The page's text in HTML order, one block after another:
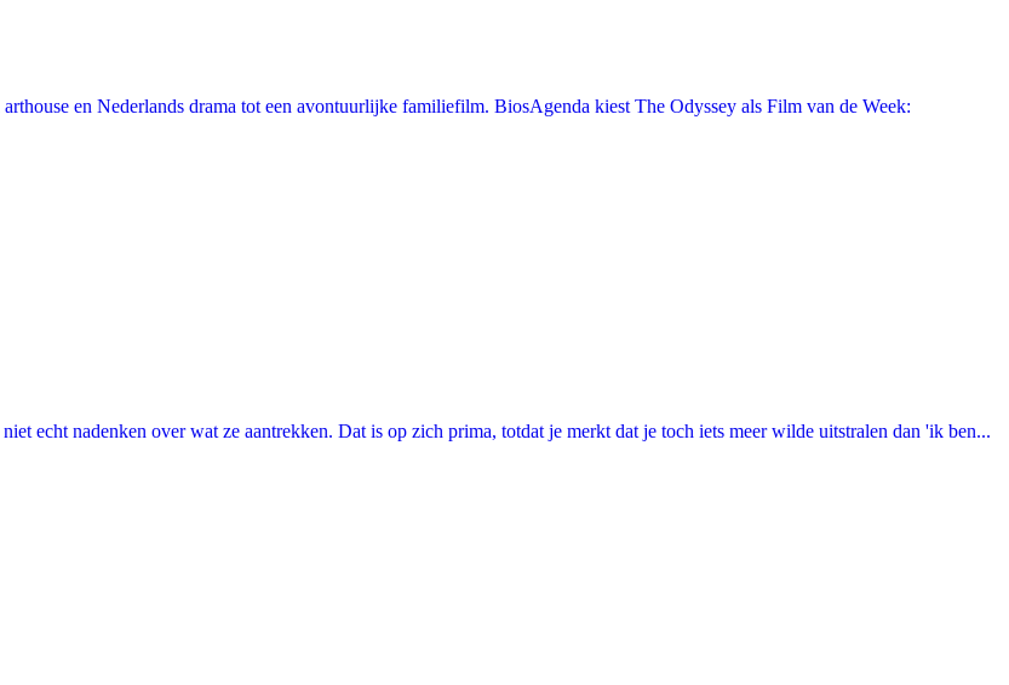
en Nederlands drama tot een avontuurlijke familiefilm. BiosAgenda kiest The Odyssey als Film van de Week:
echt nadenken over wat ze aantrekken. Dat is op zich prima, totdat je merkt dat je toch iets meer wilde uitstralen dan 'ik ben...